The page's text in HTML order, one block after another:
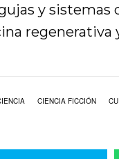
y sistemas
CIENCIA FICCIÓN